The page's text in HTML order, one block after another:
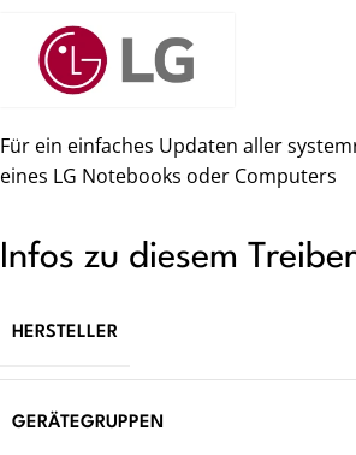
Für ein einfaches Updaten aller
eines LG Notebooks oder Computers
Infos zu diesem Treiber
HERSTELLER
GERÄTEGRUPPEN